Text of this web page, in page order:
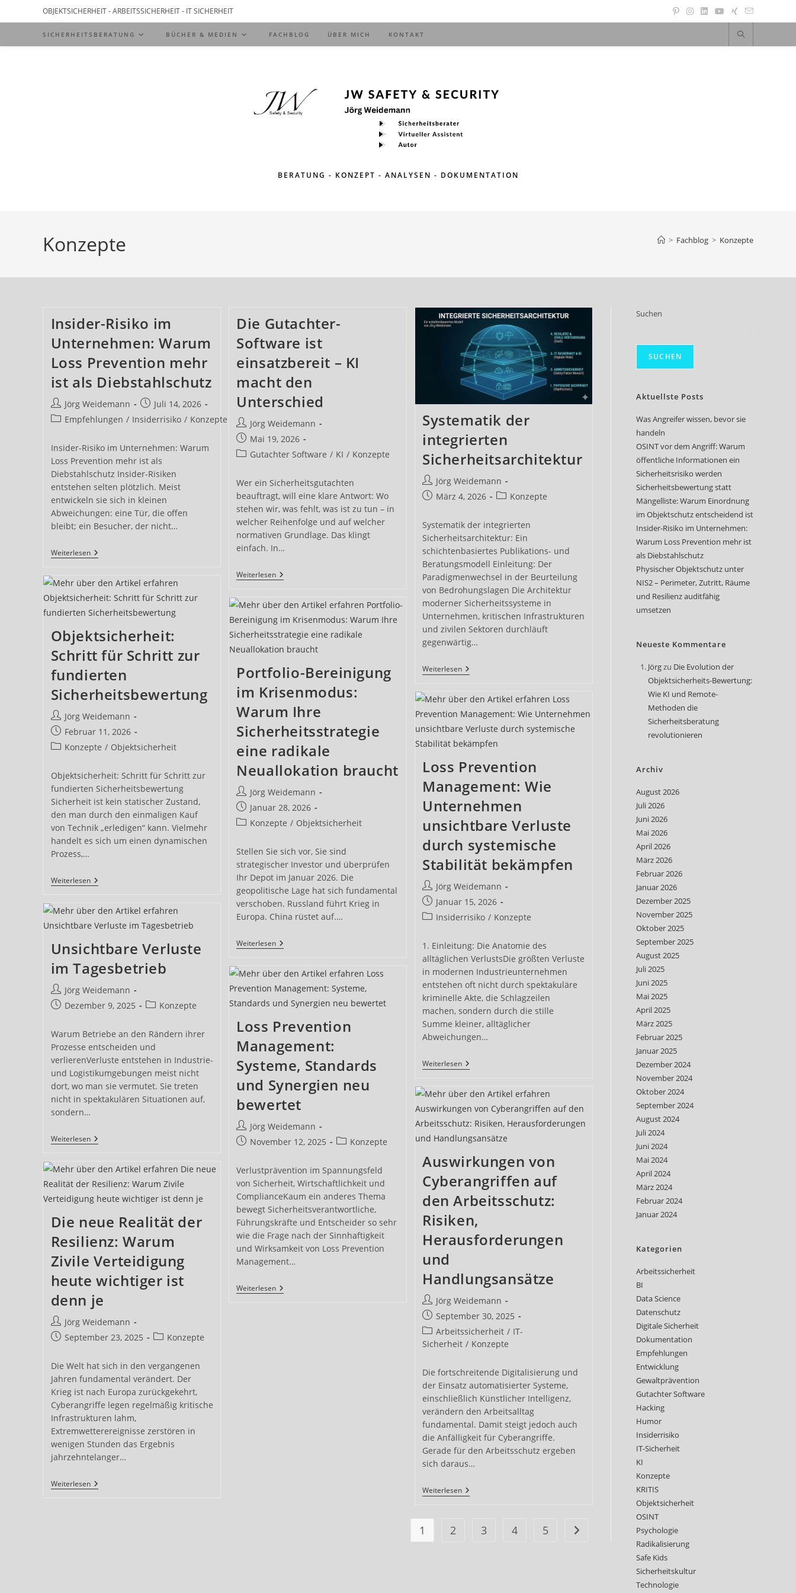
Inhalt
OBJEKTSICHERHEIT - ARBEITSSICHERHEIT - IT SICHERHEIT
SICHERHEITSBERATUNG BÜCHER & MEDIEN FACHBLOG ÜBER MICH KONTAKT
BERATUNG - KONZEPT - ANALYSEN - DOKUMENTATION
Konzepte > Fachblog > Konzepte
Insider-Risiko im
Unternehmen: Warum
Loss Prevention mehr
ist als Diebstahlschutz
Beitrags-
Autor:
Jörg Weidemann
Beitrag
veröffentlicht:
Juli 14, 2026
Beitrags-
Empfehlungen / Insiderrisiko / Konzepte
Insider-Risiko im Unternehmen: Warum
Loss Prevention mehr ist als
Diebstahlschutz Insider-Risiken
entstehen selten plötzlich. Meist
entwickeln sie sich in kleinen
Abweichungen: eine Tür, die offen
bleibt; ein Besucher, der nicht…
WeiterlesenInsider-
Risiko
Unternehmen:
Loss
Prevention
Mehr
Als
Die Gutachter-
Software ist
einsatzbereit – KI
macht den
Unterschied
Beitrags-
Autor:
Jörg Weidemann
Beitrag
veröffentlicht:
Mai 19, 2026
Beitrags-
Gutachter Software / KI / Konzepte
Wer ein Sicherheitsgutachten
beauftragt, will eine klare Antwort: Wo
stehen wir, was fehlt, was ist zu tun – in
welcher Reihenfolge und auf welcher
normativen Grundlage. Das klingt
einfach. In…
WeiterlesenDie
Gutachter-
Ist
–
KI
Macht
Den
Systematik der
integrierten
Sicherheitsarchitektur
Beitrags-
Autor:
Jörg Weidemann
BeitragMärz 4, 2026
Beitrags-
Konzepte
Systematik der integrierten
Sicherheitsarchitektur: Ein
schichtenbasiertes Publikations- und
Beratungsmodell Einleitung: Der
Paradigmenwechsel in der Beurteilung
von Bedrohungslagen Die Architektur
moderner Sicherheitssysteme in
Unternehmen, kritischen Infrastrukturen
und zivilen Sektoren durchläuft
gegenwärtig…
WeiterlesenSystematik
Der
Sicherheitsarchitektur
Objektsicherheit:
Schritt für Schritt zur
fundierten
Sicherheitsbewertung
Beitrags-
Autor:
Jörg Weidemann
Beitrag
veröffentlicht:
Februar 11, 2026
Beitrags-
Konzepte / Objektsicherheit
Objektsicherheit: Schritt für Schritt zur
fundierten Sicherheitsbewertung
Sicherheit ist kein statischer Zustand,
den man durch den einmaligen Kauf
von Technik „erledigen“ kann. Vielmehr
handelt es sich um einen dynamischen
Prozess,…
WeiterlesenObjektsicherheit:
Schritt
Schritt
Fundierten
Portfolio-Bereinigung
im Krisenmodus:
Warum Ihre
Sicherheitsstrategie
eine radikale
Neuallokation braucht
Beitrags-
Autor:
Jörg Weidemann
Beitrag
veröffentlicht:
Januar 28, 2026
Beitrags-
Konzepte / Objektsicherheit
Stellen Sie sich vor, Sie sind
strategischer Investor und überprüfen
Ihr Depot im Januar 2026. Die
geopolitische Lage hat sich fundamental
verschoben. Russland führt Krieg in
Europa. China rüstet auf.…
WeiterlesenPortfolio-
Bereinigung
Krisenmodus:
Ihre
Sicherheitsstrategie
Eine
Neuallokation
Loss Prevention
Management: Wie
Unternehmen
unsichtbare Verluste
durch systemische
Stabilität bekämpfen
Beitrags-
Autor:
Jörg Weidemann
Beitrag
veröffentlicht:
Januar 15, 2026
Beitrags-
Insiderrisiko / Konzepte
1. Einleitung: Die Anatomie des
alltäglichen VerlustsDie größten Verluste
in modernen Industrieunternehmen
entstehen oft nicht durch spektakuläre
kriminelle Akte, die Schlagzeilen
machen, sondern durch die stille
Summe kleiner, alltäglicher
Abweichungen…
WeiterlesenLoss
Prevention
Wie
Unsichtbare
Verluste
Durch
Systemische
Bekämpfen
Unsichtbare Verluste
im Tagesbetrieb
Beitrags-
Autor:
Jörg Weidemann
BeitragDezember 9, 2025
Beitrags-
Konzepte
Warum Betriebe an den Rändern ihrer
Prozesse entscheiden und
verlierenVerluste entstehen in Industrie-
und Logistikumgebungen meist nicht
dort, wo man sie vermutet. Sie treten
nicht in spektakulären Situationen auf,
sondern…
WeiterlesenUnsichtbare
Verluste
Tagesbetrieb
Loss Prevention
Management:
Systeme, Standards
und Synergien neu
bewertet
Beitrags-
Autor:
Jörg Weidemann
BeitragNovember 12, 2025
Beitrags-
Konzepte
Verlustprävention im Spannungsfeld
von Sicherheit, Wirtschaftlichkeit und
ComplianceKaum ein anderes Thema
bewegt Sicherheitsverantwortliche,
Führungskräfte und Entscheider so sehr
wie die Frage nach der Sinnhaftigkeit
und Wirksamkeit von Loss Prevention
Management…
WeiterlesenLoss
Prevention
Auswirkungen von
Cyberangriffen auf
den Arbeitsschutz:
Risiken,
Herausforderungen
und
Handlungsansätze
Beitrags-
Autor:
Jörg Weidemann
Beitrag
veröffentlicht:
September 30, 2025
Beitrags-
Kategorie:
Arbeitssicherheit / IT-
Sicherheit / Konzepte
Die fortschreitende Digitalisierung und
der Einsatz automatisierter Systeme,
einschließlich Künstlicher Intelligenz,
verändern den Arbeitsalltag
fundamental. Damit steigt jedoch auch
die Anfälligkeit für Cyberangriffe.
Gerade für den Arbeitsschutz ergeben
sich daraus…
WeiterlesenAuswirkungen
Von
Arbeitsschutz:
Die neue Realität der
Resilienz: Warum
Zivile Verteidigung
heute wichtiger ist
denn je
Beitrags-
Autor:
Jörg Weidemann
BeitragSeptember 23, 2025
Beitrags-
Konzepte
Die Welt hat sich in den vergangenen
Jahren fundamental verändert. Der
Krieg ist nach Europa zurückgekehrt,
Cyberangriffe legen regelmäßig kritische
Infrastrukturen lahm,
Extremwetterereignisse zerstören in
wenigen Stunden das Ergebnis
jahrzehntelanger…
WeiterlesenDie
Neue
1 2 3 4 5 Zur nächsten Seite
Suchen
SUCHEN
Aktuellste Posts
Was Angreifer wissen, bevor sie
handeln
OSINT vor dem Angriff: Warum
öffentliche Informationen ein
Sicherheitsrisiko werden
Sicherheitsbewertung statt
Mängelliste: Warum Einordnung
im Objektschutz entscheidend ist
Insider-Risiko im Unternehmen:
Warum Loss Prevention mehr ist
als Diebstahlschutz
Physischer Objektschutz unter
NIS2 – Perimeter, Zutritt, Räume
und Resilienz auditfähig
umsetzen
Neueste Kommentare
Jörgzu Die Evolution der
Objektsicherheits-Bewertung:
Wie KI und Remote-
Methoden die
Sicherheitsberatung
revolutionieren
Archiv
August 2026
Juli 2026
Juni 2026
Mai 2026
April 2026
März 2026
Februar 2026
Januar 2026
Dezember 2025
November 2025
Oktober 2025
September 2025
August 2025
Juli 2025
Juni 2025
Mai 2025
April 2025
März 2025
Februar 2025
Januar 2025
Dezember 2024
November 2024
Oktober 2024
September 2024
August 2024
Juli 2024
Juni 2024
Mai 2024
April 2024
März 2024
Februar 2024
Januar 2024
Kategorien
Arbeitssicherheit
BI
Data Science
Datenschutz
Digitale Sicherheit
Dokumentation
Empfehlungen
Entwicklung
Gewaltprävention
Gutachter Software
Hacking
Humor
Insiderrisiko
IT-Sicherheit
KI
Konzepte
KRITIS
Objektsicherheit
OSINT
Psychologie
Radikalisierung
Safe Kids
Sicherheitskultur
Technologie